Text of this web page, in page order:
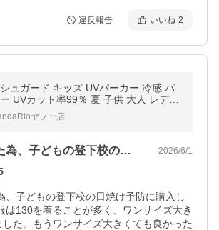
違反報告 いいね 2
ュガード キッズ UVパーカー 冷感 パ
UVカット率99％ 夏 子供 大人 レディ
長袖 男の子 女の子 速乾 日焼け止め 吸
プール 爆買 LHT
ヤフー店
暑くなってきた為、子どもの登下校の日焼… 2026/6/1
、子どもの登下校の日焼け予防に購入し
は130を着ることが多く、ワンサイズ大き
た。もうワンサイズ大きくても良かった